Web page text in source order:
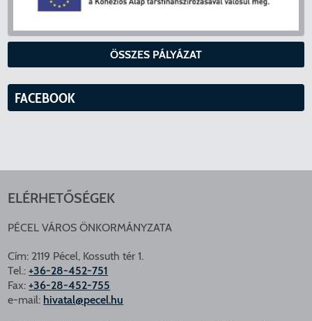
ÖSSZES PÁLYÁZAT
FACEBOOK
ELÉRHETŐSÉGEK
PÉCEL VÁROS ÖNKORMÁNYZATA
Cím: 2119 Pécel, Kossuth tér 1.
Tel.:+36-28-452-751
Fax:+36-28-452-755
e-mail: hivatal@pecel.hu